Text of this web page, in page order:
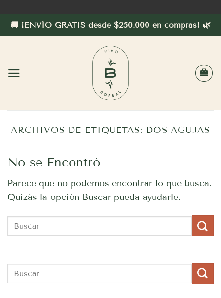
contenido
🚚 ¡ENVÍO GRATIS desde $250.000 en compras! 🌿
ARCHIVOS DE ETIQUETAS: DOS AGUJAS
No se Encontró
Parece que no podemos encontrar lo que busca.
Quizás la opción Buscar pueda ayudarle.